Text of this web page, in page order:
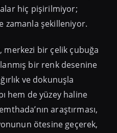
hiç pişirilmiyor;
zamanla şekilleniyor.
merkezi bir çelik çubuğa
bir renk desenine
ve dokunuşla
hem de yüzey haline
araştırması,
ötesine geçerek,